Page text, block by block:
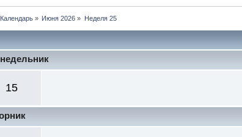
Календарь » Июня 2026 » Неделя 25
15